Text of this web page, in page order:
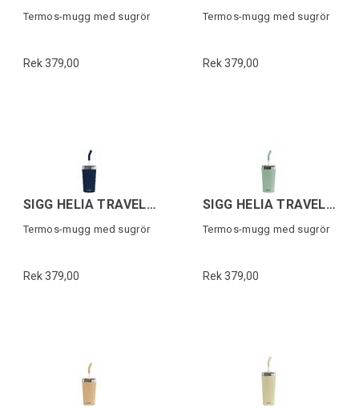
Termos-mugg med sugrör
Rek 379,00
Termos-mugg med sugrör
Rek 379,00
SIGG HELIA TRAVEL MUG Mörkblå 0,45 L
Termos-mugg med sugrör
Rek 379,00
SIGG HELIA TRAVEL MUG Grön 0,45 L
Termos-mugg med sugrör
Rek 379,00